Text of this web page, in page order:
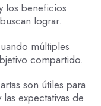
los beneficios
lograr.
múltiples
compartido.
son útiles para
expectativas de